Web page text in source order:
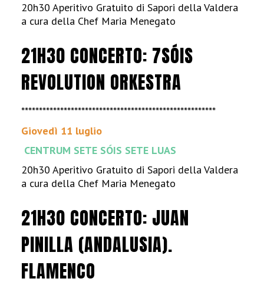
20h30 Aperitivo Gratuito di Sapori della Valdera
a cura della Chef Maria Menegato
21H30 CONCERTO: 7SÓIS
REVOLUTION ORKESTRA
*******************************************************
Giovedì 11 luglio
CENTRUM SETE SÓIS SETE LUAS
20h30 Aperitivo Gratuito di Sapori della Valdera
a cura della Chef Maria Menegato
21H30 CONCERTO: JUAN
PINILLA (ANDALUSIA).
FLAMENCO